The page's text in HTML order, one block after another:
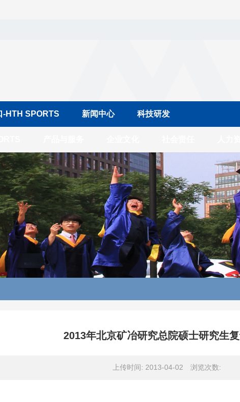
-HTH SPORTS 新闻中心 科技研发
2013年北京矿冶研究总院硕士研究生
上传时间: 2013-04-02 浏览次数: